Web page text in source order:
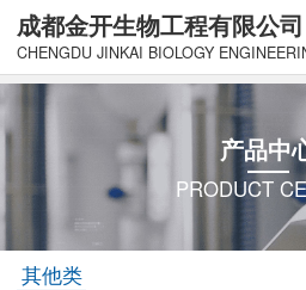
成都金开生物工程有限公司
CHENGDU JINKAI BIOLOGY
产品中
PRODUCT
其他类